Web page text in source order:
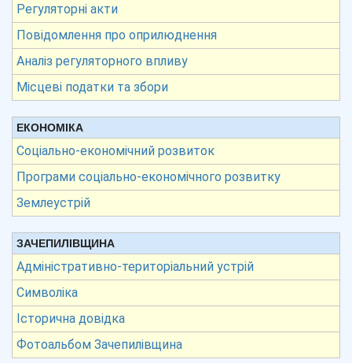
Регуляторні акти
Повідомлення про оприлюднення
Аналіз регуляторного впливу
Місцеві податки та збори
ЕКОНОМІКА
Соціально-економічний розвиток
Програми соціально-економічного розвитку
Землеустрій
ЗАЧЕПИЛІВЩИНА
Адміністративно-територіальний устрій
Символіка
Історична довідка
Фотоальбом Зачепилівщина